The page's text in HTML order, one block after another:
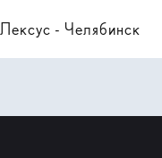
Лексус - Челябинск